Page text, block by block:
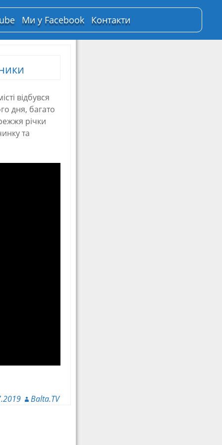
Ми у Facebook Контакти
відбувся
дня, багато
річки
та
Balta.TV